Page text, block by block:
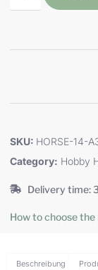
SKU: HORSE-14-
Category: Hobby
Delivery time:
How to choose
Beschreibung